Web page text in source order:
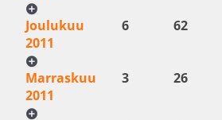
Joulukuu
2011
6 62
Marraskuu
2011
3 26